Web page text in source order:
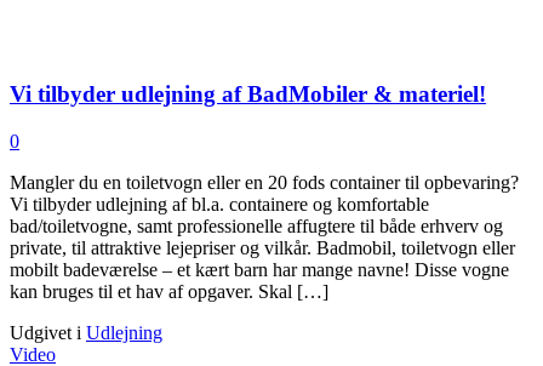
Vi tilbyder udlejning af BadMobiler & materiel!
0
Mangler du en toiletvogn eller en 20 fods container til opbevaring?
Vi tilbyder udlejning af bl.a. containere og komfortable
bad/toiletvogne, samt professionelle affugtere til både erhverv og
private, til attraktive lejepriser og vilkår. Badmobil, toiletvogn eller
mobilt badeværelse – et kært barn har mange navne! Disse vogne
kan bruges til et hav af opgaver. Skal […]
Udgivet i Udlejning
Video